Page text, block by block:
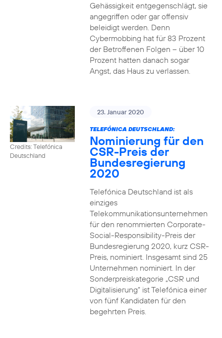
Gehässigkeit entgegenschlägt, sie
angegriffen oder gar offensiv
beleidigt werden. Denn
Cybermobbing hat für 83 Prozent
der Betroffenen Folgen – über 10
Prozent hatten danach sogar
Angst, das Haus zu verlassen.
Credits: Telefónica
Deutschland
23. Januar 2020
TELEFÓNICA DEUTSCHLAND:
Nominierung für den
CSR-Preis der
Bundesregierung
2020
Telefónica Deutschland ist als
einziges
Telekommunikationsunternehmen
für den renommierten Corporate-
Social-Responsibility-Preis der
Bundesregierung 2020, kurz CSR-
Preis, nominiert. Insgesamt sind 25
Unternehmen nominiert. In der
Sonderpreiskategorie „CSR und
Digitalisierung“ ist Telefónica einer
von fünf Kandidaten für den
begehrten Preis.